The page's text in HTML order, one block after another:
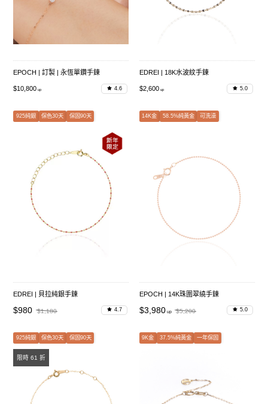
EPOCH | 訂製 | 永恆單鑽手鍊
$10,800 4.6
EDREI | 18K水波紋手鍊
$2,600 5.0
925純銀 保色30天 保固90天
EDREI | 貝拉純銀手鍊
$980 $1,180 4.7
14K金 58.5%純黃金 可洗澡
EPOCH | 14K珠圍翠繞手鍊
$3,980 $5,200 5.0
限時 61 折
925純銀 保色30天 保固90天 9K金 37.5%純黃金 一年保固